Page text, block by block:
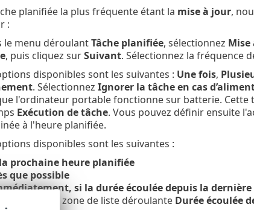
planifiée la plus fréquente étant la mise à jour,
:
le menu déroulantTâche planifiée, sélectionnez Mise
, puis cliquez surSuivant. Sélectionnez la fréquence
disponibles sont les suivantes : Une fois,
. Sélectionnez Ignorer la tâche en cas
l'ordinateur portable fonctionne sur batterie. Cette
Exécution de tâche. Vous pouvez définir ensuite
à l'heure planifiée.
disponibles sont les suivantes :
prochaine heure planifiée
que possible
si la durée écoulée depuis la
dans la zone de liste déroulante Durée écoulée